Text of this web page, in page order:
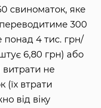
свиноматок, яке
300
понад 4 тис. грн/
6,80 грн) або
витрати не
(їх втрати
від віку